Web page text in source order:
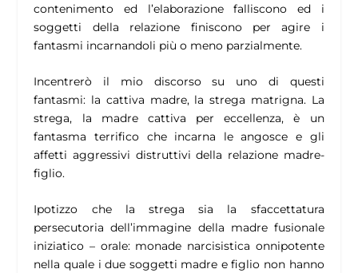
contenimento ed l’elaborazione falliscono ed i
soggetti della relazione finiscono per agire i
fantasmi incarnandoli più o meno parzialmente.
Incentrerò il mio discorso su uno di questi
fantasmi: la cattiva madre, la strega matrigna. La
strega, la madre cattiva per eccellenza, è un
fantasma terrifico che incarna le angosce e gli
affetti aggressivi distruttivi della relazione madre-
figlio.
Ipotizzo che la strega sia la sfaccettatura
persecutoria dell’immagine della madre fusionale
iniziatico – orale: monade narcisistica onnipotente
nella quale i due soggetti madre e figlio non hanno